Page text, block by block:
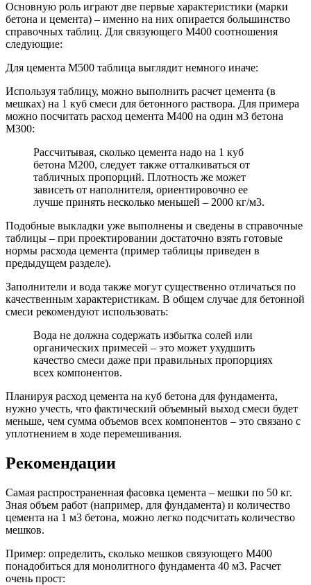
Основную роль играют две первые характеристики (марки
бетона и цемента) – именно на них опирается большинство
справочных таблиц. Для связующего М400 соотношения
следующие:
Для цемента М500 таблица выглядит немного иначе:
Используя таблицу, можно выполнить расчет цемента (в
мешках) на 1 куб смеси для бетонного раствора. Для примера
можно посчитать расход цемента М400 на один м3 бетона
М300:
Рассчитывая, сколько цемента надо на 1 куб
бетона М200, следует также отталкиваться от
табличных пропорций. Плотность же может
зависеть от наполнителя, ориентировочно ее
лучше принять несколько меньшей – 2000 кг/м3.
Подобные выкладки уже выполнены и сведены в справочные
таблицы – при проектировании достаточно взять готовые
нормы расхода цемента (пример таблицы приведен в
предыдущем разделе).
Заполнители и вода также могут существенно отличаться по
качественным характеристикам. В общем случае для бетонной
смеси рекомендуют использовать:
Вода не должна содержать избытка солей или
органических примесей – это может ухудшить
качество смеси даже при правильных пропорциях
всех компонентов.
Планируя расход цемента на куб бетона для фундамента,
нужно учесть, что фактический объемный выход смеси будет
меньше, чем сумма объемов всех компонентов – это связано с
уплотнением в ходе перемешивания.
Рекомендации
Самая распространенная фасовка цемента – мешки по 50 кг.
Зная объем работ (например, для фундамента) и количество
цемента на 1 м3 бетона, можно легко подсчитать количество
мешков.
Пример: определить, сколько мешков связующего М400
понадобиться для монолитного фундамента 40 м3. Расчет
очень прост: